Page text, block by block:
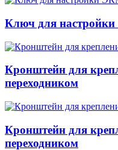
Ключ для
Кронштейн для
переходником
Кронштейн для
переходником